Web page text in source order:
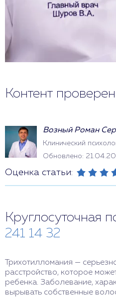
Контент
Возный Роман
Клинический
Обновлено:
Оценка статьи:
Круглосуточная
241 14 32
Трихотилломания —
расстройство, которое
ребенка. Заболевание,
вырывать собственные